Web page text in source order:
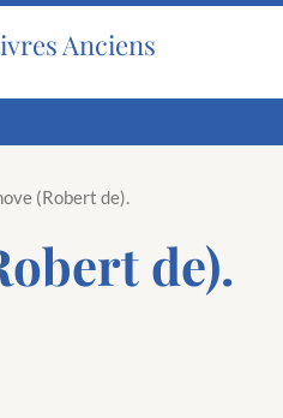
Anciens
(Robert de).
de).